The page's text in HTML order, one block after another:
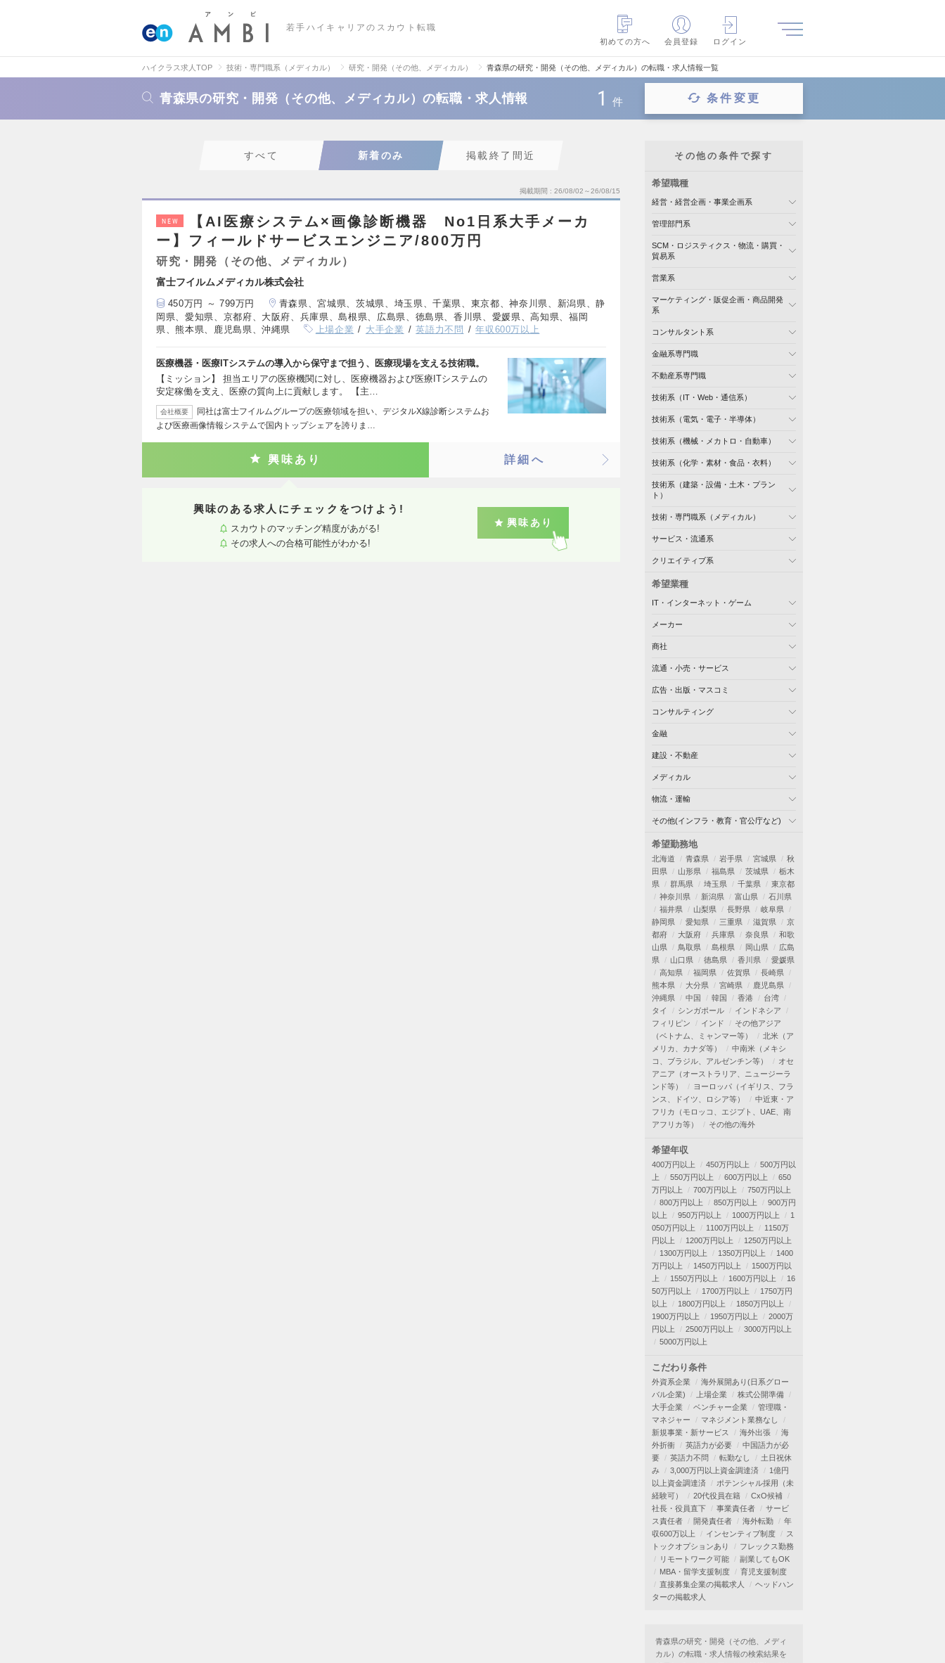
若手ハイキャリアのスカウト転職
初めての方へ
会員登録 ログイン
ハイクラス求人TOP 技術・専門職系（メディカル） 研究・開発（その他、メディカル） 青森県の研究・開発（その他、メディカル）の転職・求人情報一覧
青森県の研究・開発（その他、メディカル）の転職・求人情報 1 件 条件変更
すべて 新着のみ 掲載終了間近
掲載期間 26/08/02～26/08/15
NEW
【AI医療システム×画像診断機器 No1日系大手メーカ
ー】フィールドサービスエンジニア/800万円
研究・開発（その他、メディカル）
富士フイルムメディカル株式会社
450万円 ～ 799万円
青森県、宮城県、茨城県、埼玉県、千葉県、東京都、神奈川県、新潟県、静
岡県、愛知県、京都府、大阪府、兵庫県、島根県、広島県、徳島県、香川県、愛媛県、高知県、福岡
県、熊本県、鹿児島県、沖縄県
上場企業 大手企業 英語力不問 年収600万以上
医療機器・医療ITシステムの導入から保守まで担う、医療現場を支える技術職。
【ミッション】 担当エリアの医療機関に対し、医療機器および医療ITシステムの
安定稼働を支え、医療の質向上に貢献します。 【主…
会社概要
同社は富士フイルムグループの医療領域を担い、デジタルX線診断システムお
よび医療画像情報システムで国内トップシェアを誇りま…
興味あり 詳細へ
興味のある求人にチェックをつけよう!
スカウトのマッチング精度があがる!
その求人への合格可能性がわかる!
興味あり
その他の条件で探す
希望職種
経営・経営企画・事業企画系
管理部門系
SCM・ロジスティクス・物流・購買・
貿易系
営業系
マーケティング・販促企画・商品開発
系
コンサルタント系
金融系専門職
不動産系専門職
技術系（IT・Web・通信系）
技術系（電気・電子・半導体）
技術系（機械・メカトロ・自動車）
技術系（化学・素材・食品・衣料）
技術系（建築・設備・土木・プラン
ト）
技術・専門職系（メディカル）
サービス・流通系
クリエイティブ系
希望業種
IT・インターネット・ゲーム
メーカー
商社
流通・小売・サービス
広告・出版・マスコミ
コンサルティング
金融
建設・不動産
メディカル
物流・運輸
その他(インフラ・教育・官公庁など)
希望勤務地
北海道 青森県 岩手県 宮城県
秋
田県
山形県 福島県 茨城県
栃木
県
群馬県 埼玉県 千葉県
東京都
神奈川県
新潟県 富山県
石川県
福井県
山梨県 長野県
岐阜県
静岡県
愛知県 三重県 滋賀県
京
都府
大阪府 兵庫県 奈良県
和歌
山県
鳥取県 島根県 岡山県
広島
県
山口県 徳島県 香川県
愛媛県
高知県
福岡県 佐賀県
長崎県
熊本県
大分県 宮崎県
鹿児島県
沖縄県
中国 韓国 香港
台湾
タイ
シンガポール
インドネシア
フィリピン
インド
その他アジア
（ベトナム、ミャンマー等）
北米（ア
メリカ、カナダ等）
中南米（メキシ
コ、ブラジル、アルゼンチン等）
オセ
アニア（オーストラリア、ニュージーラ
ンド等）
ヨーロッパ（イギリス、フラ
ンス、ドイツ、ロシア等）
中近東・ア
フリカ（モロッコ、エジプト、UAE、南
アフリカ等）
その他の海外
希望年収
400万円以上 450万円以上
500万円以
上
550万円以上 600万円以上
650
万円以上
700万円以上
750万円以上
800万円以上
850万円以上
900万円
以上
950万円以上 1000万円以上
1
050万円以上
1100万円以上
1150万
円以上
1200万円以上
1250万円以上
1300万円以上
1350万円以上
1400
万円以上
1450万円以上
1500万円以
上
1550万円以上 1600万円以上
16
50万円以上
1700万円以上
1750万円
以上
1800万円以上
1850万円以上
1900万円以上
1950万円以上
2000万
円以上
2500万円以上
3000万円以上
5000万円以上
こだわり条件
外資系企業
海外展開あり(日系グロー
バル企業)
上場企業
株式公開準備
大手企業
ベンチャー企業
管理職・
マネジャー
マネジメント業務なし
新規事業・新サービス
海外出張
海
外折衝
英語力が必要
中国語力が必
要
英語力不問 転勤なし
土日祝休
み
3,000万円以上資金調達済
1億円
以上資金調達済
ポテンシャル採用（未
経験可）
20代役員在籍
CxO候補
社長・役員直下
事業責任者
サービ
ス責任者
開発責任者 海外転勤
年
収600万以上
インセンティブ制度
ス
トックオプションあり
フレックス勤務
リモートワーク可能
副業してもOK
MBA・留学支援制度
育児支援制度
直接募集企業の掲載求人
ヘッドハン
ターの掲載求人
青森県の研究・開発（その他、メディ
カル）の転職・求人情報の検索結果を